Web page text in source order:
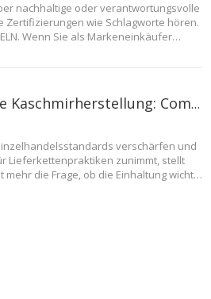
nachhaltige oder verantwortungsvolle
Zertifizierungen wie Schlagworte hören.
Wenn Sie als Markeneinkäufer
Verantwortungsvolle Kaschmirherstellung: Compliance Framework von WFS Cashmere
verschärfen und
Lieferkettenpraktiken zunimmt, stellt
die Frage, ob die Einhaltung wichtig